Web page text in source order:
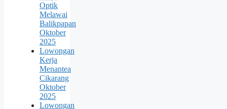
Optik
Melawai
Balikpapan
Oktober
2025
Lowongan
Kerja
Menantea
Cikarang
Oktober
2025
Lowongan